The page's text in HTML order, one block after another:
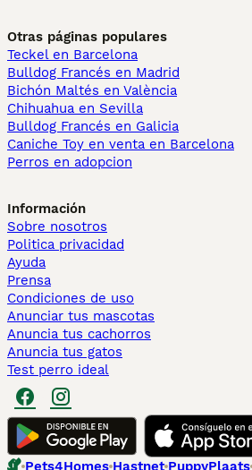
Otras páginas populares
Teckel en Barcelona
Bulldog Francés en Madrid
Bichón Maltés en València
Chihuahua en Sevilla
Bulldog Francés en Galicia
Caniche Toy en venta en Barcelona
Perros en adopcion
Información
Sobre nosotros
Politica privacidad
Ayuda
Prensa
Condiciones de uso
Anunciar tus mascotas
Anuncia tus cachorros
Anuncia tus gatos
Test perro ideal